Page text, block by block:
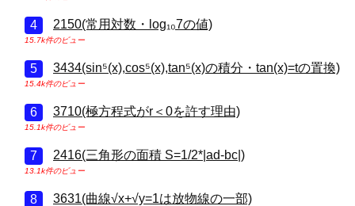
2150(常用対数・log₁₀7の値)
15.7k件のビュー
3434(sin⁵(x),cos⁵(x),tan⁵(x)の積分・tan(x)=tの置換)
15.4k件のビュー
3710(極方程式がr＜0を許す理由)
15.1k件のビュー
2416(三角形の面積 S=1/2*|ad-bc|)
13.1k件のビュー
3631(曲線√x+√y=1は放物線の一部)